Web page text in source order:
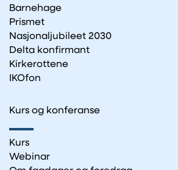
Barnehage
Prismet
Nasjonaljubileet 2030
Delta konfirmant
Kirkerottene
IKOfon
Kurs og konferanse
Kurs
Webinar